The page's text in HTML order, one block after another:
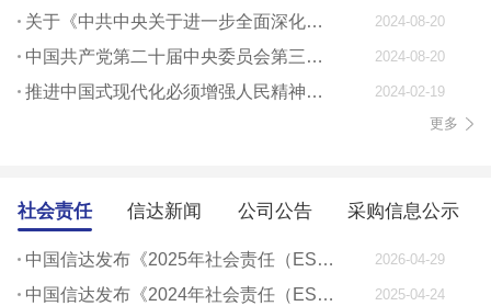
关于《中共中央关于进一步全面深化改革、 推进中国式现代化的决定》的说明 2024-08-20
中国共产党第二十届中央委员会第三次全体会议公报 2024-08-20
推进中国式现代化必须增强人民精神力量
2024-02-19
更多
社会责任 信达新闻 公司公告 采购信息公示
中国信达发布《2025年社会责任（ESG）报告》 2026-04-29
中国信达发布《2024年社会责任（ESG）报告》 2025-04-24